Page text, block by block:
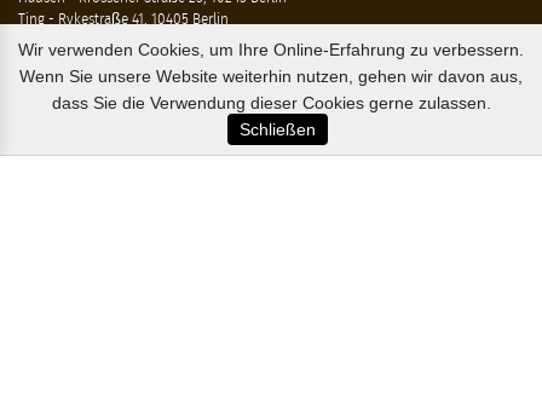
Ting - Rykestraße 41, 10405 Berlin
Marzipan Im Hof – Rote Str. 18-20, 24937 Flensburg
Compagnie Coloniale – Mönckeberstr. 7, 20095 Hamburg
Wir verwenden Cookies, um Ihre Online-Erfahrung zu verbessern.
Wenn Sie unsere Website weiterhin nutzen, gehen wir davon aus,
dass Sie die Verwendung dieser Cookies gerne zulassen.
Schließen